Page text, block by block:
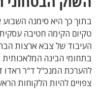
בתוך כך היא סימנה
טקיום הקימה חטיבה
העיבוד של צבא ארצות
להערכת המנכ"ל ד"ר ראדו
צפויים להיות הלקוחות